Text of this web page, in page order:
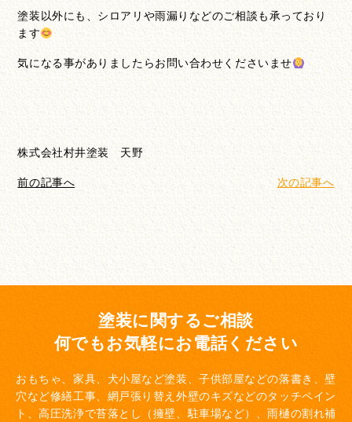
塗装以外にも、シロアリや雨漏りなどのご相談も承っており
ます
気になる事がありましたらお問い合わせくださいませ
株式会社村井塗装 天野
前の記事へ 次の記事へ
塗装に関するご相談
何でもお気軽にお電話ください
おもちゃ、家具、犬小屋など塗装、子供部屋などの落書き、壁
穴など修繕工事、網戸張り替え 外壁のキズなどのタッチペイン
ト、高圧洗浄で苔落とし（擁壁、駐車場など）、雨樋の割れ補